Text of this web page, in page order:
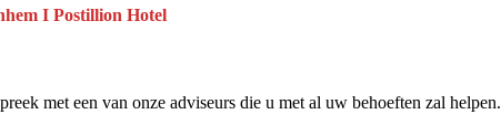
I Postillion Hotel
met een van onze adviseurs die u met al uw behoeften zal helpen.